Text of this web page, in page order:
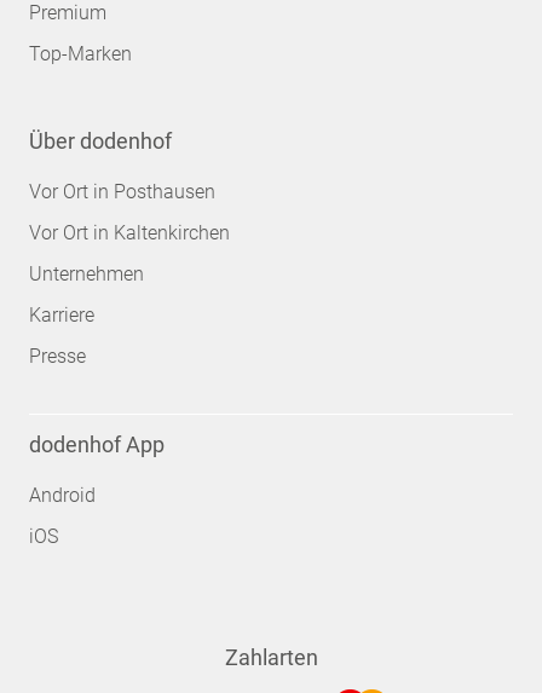
Premium
Top-Marken
Über dodenhof
Vor Ort in Posthausen
Vor Ort in Kaltenkirchen
Unternehmen
Karriere
Presse
dodenhof App
Android
iOS
Zahlarten